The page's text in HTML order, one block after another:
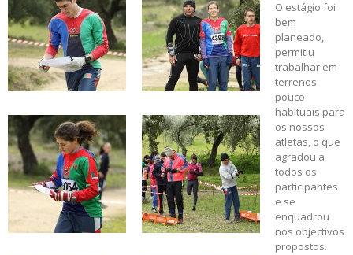
O estágio foi
bem
planeado,
permitiu
trabalhar em
terrenos
pouco
habituais para
os nossos
atletas, o que
agradou a
todos os
participantes
e se
enquadrou
nos objectivos
propostos.